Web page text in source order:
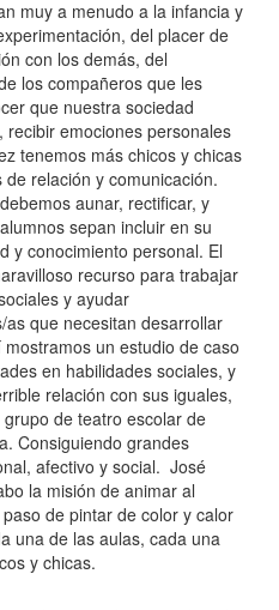
muy a menudo a la infancia y
del placer de
con los demás, del
los compañeros que les
que nuestra sociedad
emociones personales
tenemos más chicos y chicas
relación y comunicación.
aunar, rectificar, y
sepan incluir en su
y conocimiento personal. El
recurso para trabajar
y ayudar
que necesitan desarrollar
un estudio de caso
en habilidades sociales, y
relación con sus iguales,
de teatro escolar de
Consiguiendo grandes
afectivo y social. José
la misión de animar al
de pintar de color y calor
una de las aulas, cada una
y chicas.